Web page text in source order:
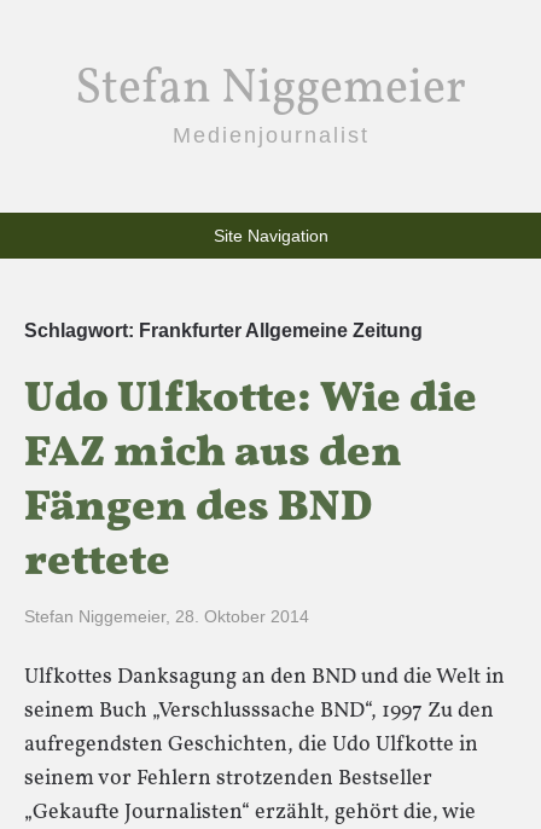
Stefan Niggemeier
Medienjournalist
Site Navigation
Schlagwort: Frankfurter Allgemeine Zeitung
Udo Ulfkotte: Wie die
FAZ mich aus den
Fängen des BND
rettete
Stefan Niggemeier, 28. Oktober 2014
Ulfkottes Danksagung an den BND und die Welt in
seinem Buch „Verschlusssache BND“, 1997 Zu den
aufregendsten Geschichten, die Udo Ulfkotte in
seinem vor Fehlern strotzenden Bestseller
„Gekaufte Journalisten“ erzählt, gehört die, wie